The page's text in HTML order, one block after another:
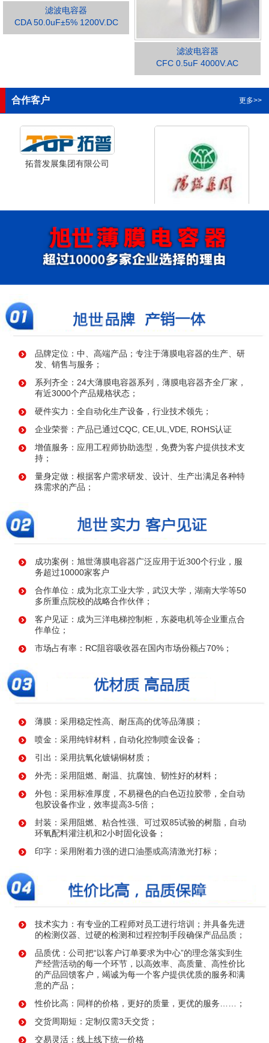
滤波电容器
CDA 50.0uF±5% 1200V.DC
滤波电容器
CFC 0.5uF 4000V.AC
合作客户 更多>>
拓普发展集团有限公司
山西省阳泉市阳泉煤业集团
品牌定位：中、高端产品；专注于薄膜电容器的生产、研
发、销售与服务；
系列齐全：24大薄膜电容器系列，薄膜电容器齐全厂家，
有近3000个产品规格状态；
硬件实力：全自动化生产设备，行业技术领先；
企业荣誉：产品已通过CQC, CE,UL,VDE, ROHS认证
增值服务：应用工程师协助选型，免费为客户提供技术支
持；
量身定做：根据客户需求研发、设计、生产出满足各种特
殊需求的产品；
成功案例：旭世薄膜电容器广泛应用于近300个行业，服
务超过10000家客户
合作单位：成为北京工业大学，武汉大学，湖南大学等50
多所重点院校的战略合作伙伴；
客户见证：成为三洋电梯控制柜，东菱电机等企业重点合
作单位；
市场占有率：RC阻容吸收器在国内市场份额占70%；
薄膜：采用稳定性高、耐压高的优等品薄膜；
喷金：采用纯锌材料，自动化控制喷金设备；
引出：采用抗氧化镀锡铜材质；
外壳：采用阻燃、耐温、抗腐蚀、韧性好的材料；
外包：采用标准厚度，不易褪色的白色迈拉胶带，全自动
包胶设备作业，效率提高3-5倍；
封装：采用阻燃、粘合性强、可过双85试验的树脂，自动
环氧配料灌注机和2小时固化设备；
印字：采用附着力强的进口油墨或高清激光打标；
技术实力：有专业的工程师对员工进行培训；并具备先进
的检测仪器、过硬的检测和过程控制手段确保产品品质；
品质优：公司把“以客户订单要求为中心”的理念落实到生
产经营活动的每一个环节，以高效率、高质量、高性价比
的产品回馈客户，竭诚为每一个客户提供优质的服务和满
意的产品；
性价比高：同样的价格，更好的质量，更优的服务……；
交货周期短：定制仅需3天交货；
交易灵活：线上线下统一价格